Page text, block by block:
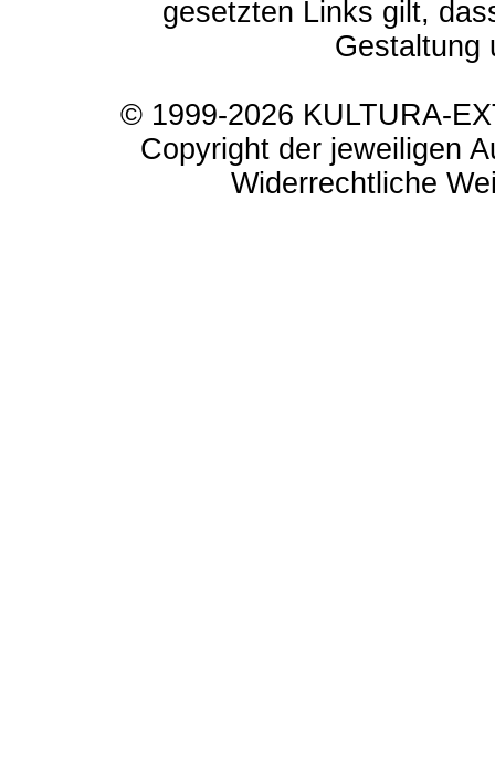
gesetzten Links gilt,
Gestaltung
© 1999-2026 KULTURA-
Copyright der jeweiligen
Widerrechtliche